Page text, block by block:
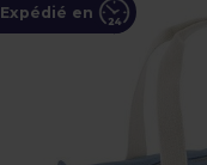
Expédié en